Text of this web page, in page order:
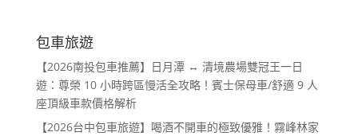
包車旅遊
【2026南投包車推薦】日月潭 ↔ 清境農場雙冠王一日
遊：尊榮 10 小時跨區慢活全攻略！賓士保母車/舒適 9 人
座頂級車款價格解析
【2026台中包車旅遊】喝酒不開車的極致優雅！霧峰林家